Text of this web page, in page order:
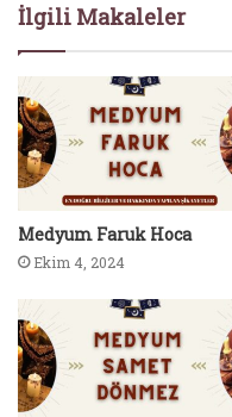
İlgili Makaleler
Medyum Faruk Hoca
Ekim 4, 2024